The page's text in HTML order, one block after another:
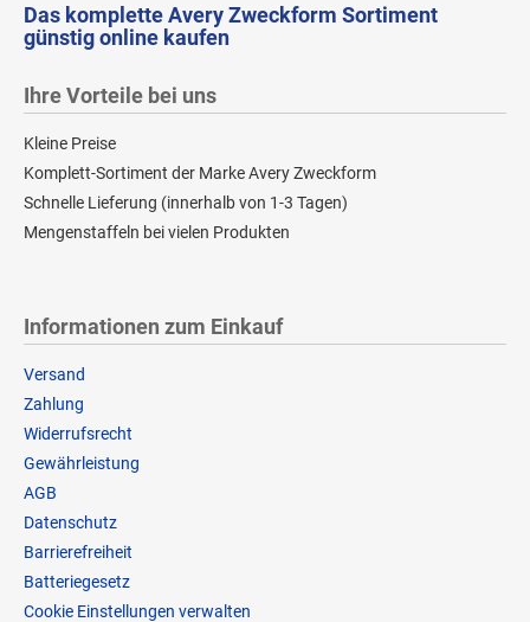
Das komplette Avery Zweckform Sortiment
günstig online kaufen
Ihre Vorteile bei uns
Kleine Preise
Komplett-Sortiment der Marke Avery Zweckform
Schnelle Lieferung (innerhalb von 1-3 Tagen)
Mengenstaffeln bei vielen Produkten
Informationen zum Einkauf
Versand
Zahlung
Widerrufsrecht
Gewährleistung
AGB
Datenschutz
Barrierefreiheit
Batteriegesetz
Cookie Einstellungen verwalten